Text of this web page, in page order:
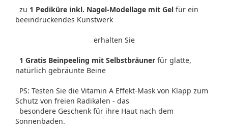
zu 1 Pediküre inkl. Nagel-Modellage mit Gel für ein
beeindruckendes Kunstwerk
erhalten Sie
1 Gratis Beinpeeling mit Selbstbräuner für glatte,
natürlich gebräunte Beine
PS: Testen Sie die Vitamin A Effekt-Mask von Klapp zum
Schutz von freien Radikalen - das
besondere Geschenk für ihre Haut nach dem
Sonnenbaden.